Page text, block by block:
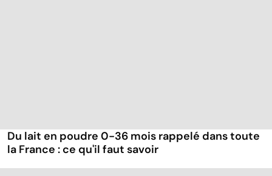
Du lait en poudre 0-36 mois rappelé dans toute
la France : ce qu'il faut savoir